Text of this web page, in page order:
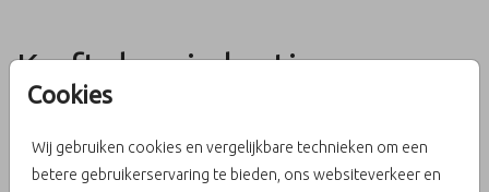
Cookies
Wij gebruiken cookies en vergelijkbare technieken om een
betere gebruikerservaring te bieden, ons websiteverkeer en
Kraft doosje hartje
Heb je vragen? Neem dan contact met ons op.